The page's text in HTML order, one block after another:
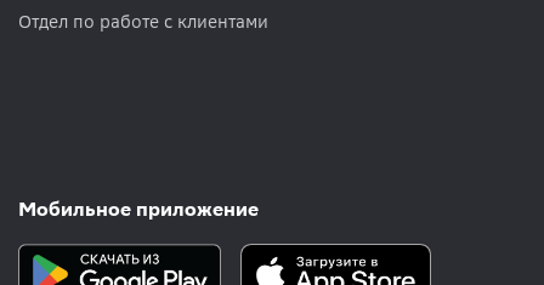
Отдел по работе с клиентами
Мобильное приложение